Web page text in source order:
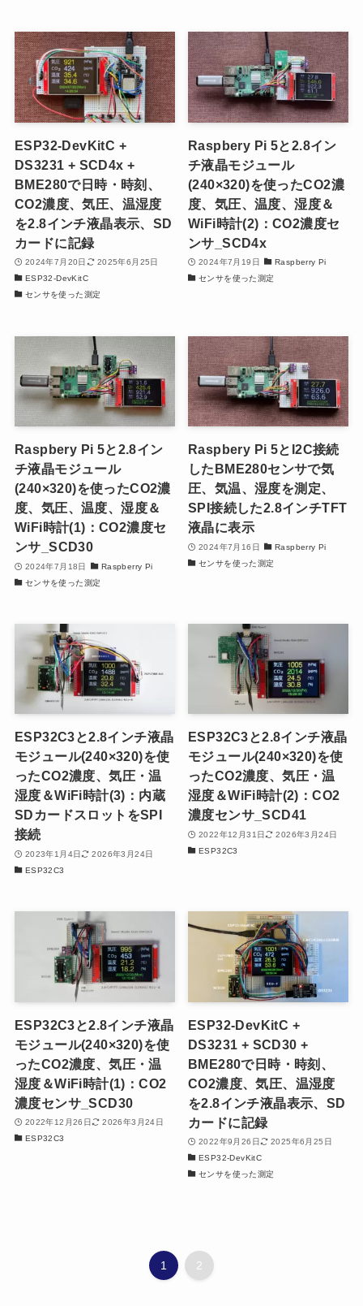
ESP32-DevKitC +
DS3231 + SCD4x +
BME280で日時・時刻、
CO2濃度、気圧、温湿度
を2.8インチ液晶表示、SD
カードに記録
2024年7月20日
2025年6月25日
ESP32-DevKitC
センサを使った測定
Raspbery Pi 5と2.8イン
チ液晶モジュール
(240×320)を使ったCO2濃
度、気圧、温度、湿度＆
WiFi時計(2)：CO2濃度セ
ンサ_SCD4x
2024年7月19日
Raspberry Pi
センサを使った測定
Raspbery Pi 5と2.8イン
チ液晶モジュール
(240×320)を使ったCO2濃
度、気圧、温度、湿度＆
WiFi時計(1)：CO2濃度セ
ンサ_SCD30
2024年7月18日
Raspberry Pi
センサを使った測定
Raspbery Pi 5とI2C接続
したBME280センサで気
圧、気温、湿度を測定、
SPI接続した2.8インチTFT
液晶に表示
2024年7月16日
Raspberry Pi
センサを使った測定
ESP32C3と2.8インチ液晶
モジュール(240×320)を使
ったCO2濃度、気圧・温
湿度＆WiFi時計(3)：内蔵
SDカードスロットをSPI
接続
2023年1月4日
2026年3月24日
ESP32C3
ESP32C3と2.8インチ液晶
モジュール(240×320)を使
ったCO2濃度、気圧・温
湿度＆WiFi時計(2)：CO2
濃度センサ_SCD41
2022年12月31日
2026年3月24日
ESP32C3
ESP32C3と2.8インチ液晶
モジュール(240×320)を使
ったCO2濃度、気圧・温
湿度＆WiFi時計(1)：CO2
濃度センサ_SCD30
2022年12月26日
2026年3月24日
ESP32C3
ESP32-DevKitC +
DS3231 + SCD30 +
BME280で日時・時刻、
CO2濃度、気圧、温湿度
を2.8インチ液晶表示、SD
カードに記録
2022年9月26日
2025年6月25日
ESP32-DevKitC
センサを使った測定
1 2